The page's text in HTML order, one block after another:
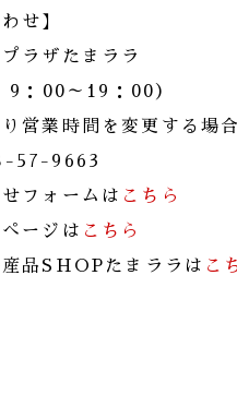
せ】
ラザたまララ
9：00～19：00）
営業時間を変更する場
57-9663
フォームは こちら
ージは こちら
品SHOPたまララは こ